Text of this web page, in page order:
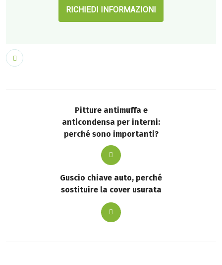
Pitture antimuffa e
anticondensa per interni:
perché sono importanti?
Guscio chiave auto, perché
sostituire la cover usurata